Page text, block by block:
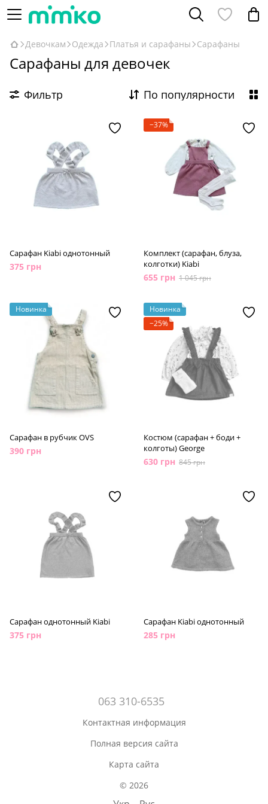
Девочкам Одежда Платья и сарафаны Сарафаны
Сарафаны для девочек
Фильтр По популярности
Сарафан Kiabi однотонный
375 грн
−37%
Комплект (сарафан, блуза,
колготки) Kiabi
655 грн 1 045 грн
Новинка
Сарафан в рубчик OVS
390 грн
Новинка
−25%
Костюм (сарафан + боди +
колготы) George
630 грн 845 грн
Сарафан однотонный Kiabi
375 грн
Сарафан Kiabi однотонный
285 грн
063 310-6535
Контактная информация
Полная версия сайта
Карта сайта
© 2026